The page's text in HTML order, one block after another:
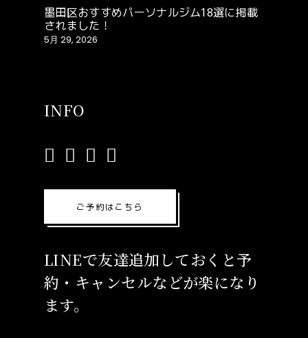
墨田区おすすめパーソナルジム18選に掲載
されました！
5月 29, 2026
INFO
ご予約はこちら
LINEで友達追加しておくと予
約・キャンセルなどが楽になり
ます。